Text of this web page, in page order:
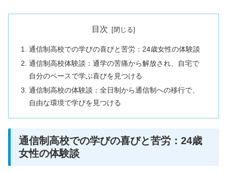
目次
通信制高校での学びの喜びと苦労：24歳女性の体験談
通信制高校体験談：通学の苦痛から解放され、自宅で
自分のペースで学ぶ喜びを見つける
通信制高校の体験談：全日制から通信制への移行で、
自由な環境で学びを見つける
通信制高校での学びの喜びと苦労：24歳
女性の体験談